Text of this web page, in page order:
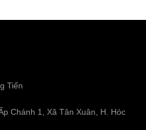
Tiến
Chánh 1, Xã Tân Xuân, H. Hóc